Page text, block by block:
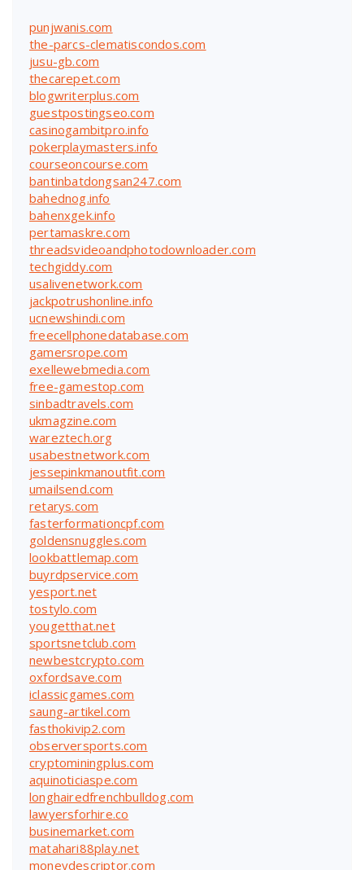
punjwanis.com
the-parcs-clematiscondos.com
jusu-gb.com
thecarepet.com
blogwriterplus.com
guestpostingseo.com
casinogambitpro.info
pokerplaymasters.info
courseoncourse.com
bantinbatdongsan247.com
bahednog.info
bahenxgek.info
pertamaskre.com
threadsvideoandphotodownloader.com
techgiddy.com
usalivenetwork.com
jackpotrushonline.info
ucnewshindi.com
freecellphonedatabase.com
gamersrope.com
exellewebmedia.com
free-gamestop.com
sinbadtravels.com
ukmagzine.com
wareztech.org
usabestnetwork.com
jessepinkmanoutfit.com
umailsend.com
retarys.com
fasterformationcpf.com
goldensnuggles.com
lookbattlemap.com
buyrdpservice.com
yesport.net
tostylo.com
yougetthat.net
sportsnetclub.com
newbestcrypto.com
oxfordsave.com
iclassicgames.com
saung-artikel.com
fasthokivip2.com
observersports.com
cryptominingplus.com
aquinoticiaspe.com
longhairedfrenchbulldog.com
lawyersforhire.co
businemarket.com
matahari88play.net
moneydescriptor.com